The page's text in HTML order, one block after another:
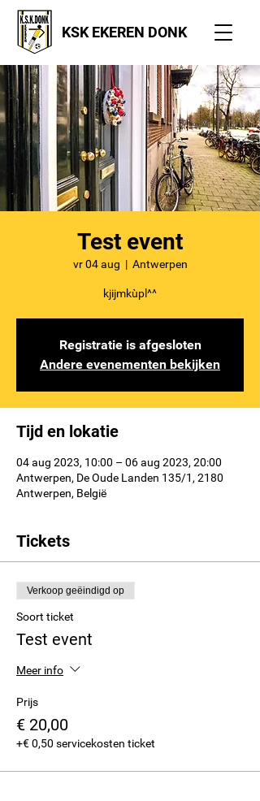
KSK EKEREN DONK
Test event
vr 04 aug
  |
Antwerpen
kjijmkùpl^^
Registratie is afgesloten
Andere evenementen bekijken
Tijd en lokatie
04 aug 2023, 10:00 – 06 aug 2023, 20:00
Antwerpen, De Oude Landen 135/1, 2180
Antwerpen, België
Tickets
Verkoop geëindigd op
Soort ticket
Test event
Meer info
Prijs
€ 20,00
+€ 0,50 servicekosten ticket